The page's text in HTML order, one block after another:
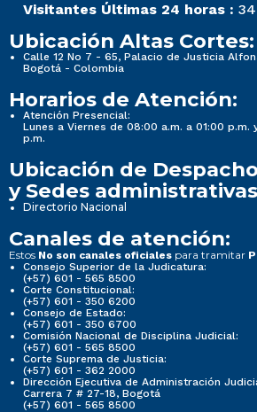
Visitantes Últimas 24 horas :
Ubicación Altas Cortes:
Calle 12 No 7 - 65, Palacio de Justicia
Bogotá - Colombia
Horarios de Atención:
Atención Presencial:
Lunes a Viernes de 08:00 a.m. a 01:00 p.m.
p.m.
Ubicación de
y Sedes
Directorio Nacional
Canales de atención:
Estos No son canales oficiales para tramitar
Consejo Superior de la Judicatura:
(+57) 601 - 565 8500
Corte Constitucional:
(+57) 601 - 350 6200
Consejo de Estado:
(+57) 601 - 350 6700
Comisión Nacional de Disciplina Judicial:
(+57) 601 - 565 8500
Corte Suprema de Justicia:
(+57) 601 - 362 2000
Dirección Ejecutiva de Administración
Carrera 7 # 27-18, Bogotá
(+57) 601 - 565 8500